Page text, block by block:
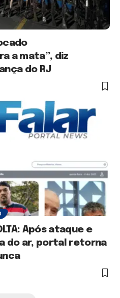
a mata”, diz
do RJ
Após ataque e
do ar, portal retorna